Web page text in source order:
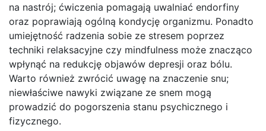
na nastrój; ćwiczenia pomagają uwalniać endorfiny
oraz poprawiają ogólną kondycję organizmu. Ponadto
umiejętność radzenia sobie ze stresem poprzez
techniki relaksacyjne czy mindfulness może znacząco
wpłynąć na redukcję objawów depresji oraz bólu.
Warto również zwrócić uwagę na znaczenie snu;
niewłaściwe nawyki związane ze snem mogą
prowadzić do pogorszenia stanu psychicznego i
fizycznego.